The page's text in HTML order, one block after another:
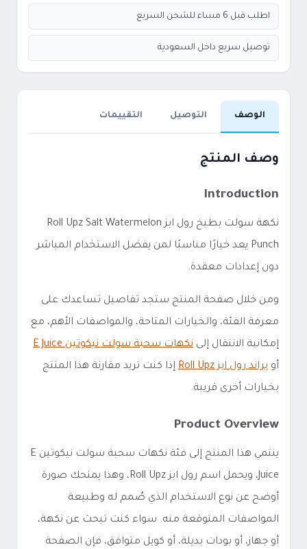
اطلب قبل 6 مساء للشحن السريع
توصيل سريع داخل السعودية
الوصف التوصيل التقييمات
وصف المنتج
Introduction
نكهة سولت بطيخ رول ابز Roll Upz Salt Watermelon
Punch يعد خيارًا مناسبًا لمن يفضل الاستخدام المباشر
دون إعدادات معقدة.
ومن خلال صفحة المنتج ستجد تفاصيل تساعدك على
معرفة الفئة، والخيارات المتاحة، والمواصفات الأهم، مع
إمكانية الانتقال إلى نكهات سحبة سولت نيكوتين E Juice
أو براند رول ابز Roll Upz
إذا كنت تريد مقارنة هذا المنتج
بخيارات أخرى قريبة.
Product Overview
ينتمي هذا المنتج إلى فئة نكهات سحبة سولت نيكوتين E
Juice، ويحمل اسم رول ابز Roll Upz، وهذا يمنحك صورة
أوضح عن نوع الاستخدام الذي صُمم له وطبيعة
المواصفات المتوقعة منه. سواء كنت تبحث عن نكهة،
أو جهاز، أو بودات بديلة، أو كويل متوافق، فإن الصفحة